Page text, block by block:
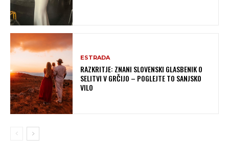
ESTRADA
RAZKRITJE: ZNANI SLOVENSKI GLASBENIK O
SELITVI V GRČIJO – POGLEJTE TO SANJSKO
VILO